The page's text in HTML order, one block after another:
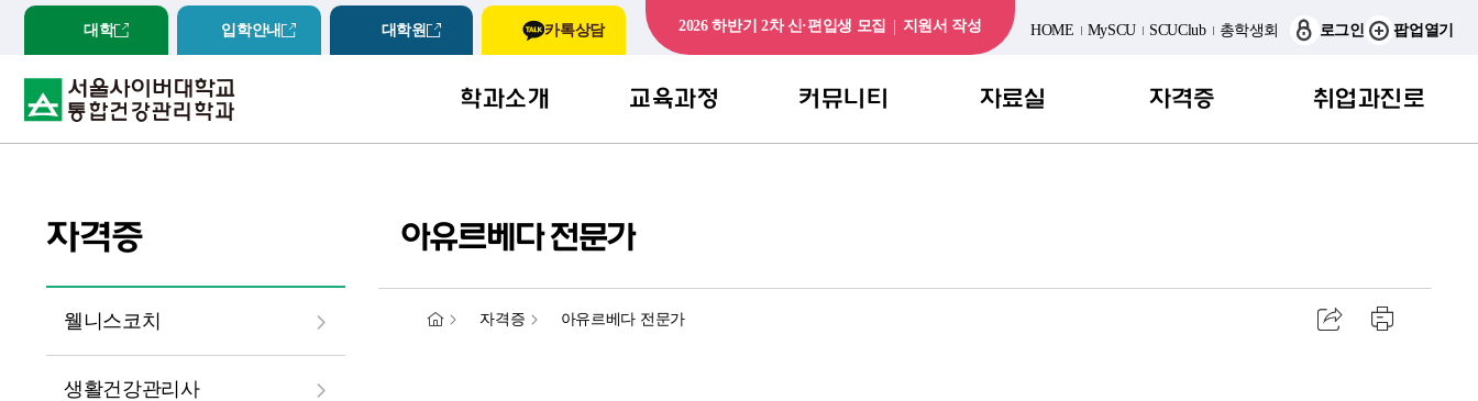
대학 입학안내 대학원 카톡상담 2026 하반기 2차 신·편입생 모집 | 지원서 작성 HOME MySCU SCUClub 총학생회 로그인 팝업열기
학과소개
교수진 소개
교육과정
교육과정
커뮤니티 자료실 자격증 취업과진로
자격증
웰니스코치
생활건강관리사
아유르베다 전문가
홈 자격증 아유르베다 전문가